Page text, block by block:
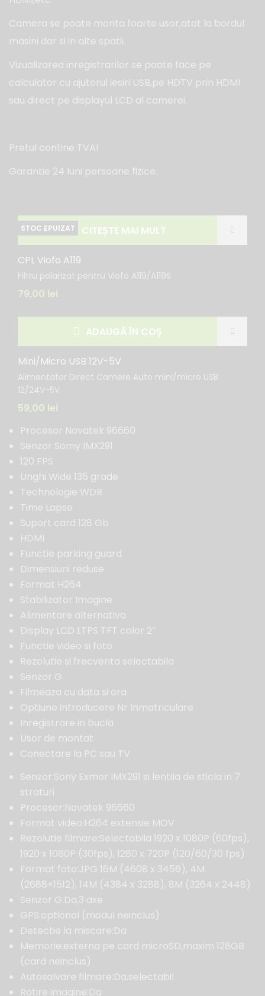
Camera se poate monta foarte usor,atat la bordul
masini dar si in alte spatii.
Vizualizarea inregistrarilor se poate face pe
calculator cu ajutorul iesiri USB,pe HDTV prin HDMI
sau direct pe displayul LCD al camerei.
Pretul contine TVA!
Garantie 24 luni persoane fizice.
CITEȘTE MAI MULT
CPL Viofo A119
Filtru polarizat pentru Viofo A119/A119S
79,00 lei
ADAUGĂ ÎN COȘ
Mini/Micro USB 12V-5V
Alimentator Direct Camere Auto mini/micro USB
12/24V-5V
59,00 lei
Procesor Novatek 96660
Senzor Somy IMX291
120 FPS
Unghi Wide 135 grade
Technologie WDR
Time Lapse
Suport card 128 Gb
HDMI
Functie parking guard
Dimensiuni reduse
Format H264
Stabilizator Imagine
Alimentare alternativa
Display LCD LTPS TFT color 2″
Functie video si foto
Rezolutie si frecventa selectabila
Senzor G
Filmeaza cu data si ora
Optiune introducere Nr Inmatriculare
Inregistrare in bucla
Usor de montat
Conectare la PC sau TV
Senzor:Sony Exmor IMX291 si lentila de sticla in 7
straturi
Procesor:Novatek 96660
Format video:H264 extensie MOV
Rezolutie filmare:Selectabila 1920 x 1080P (60fps),
1920 x 1080P (30fps), 1280 x 720P (120/60/30 fps)
Format foto:JPG 16M (4608 x 3456), 4M
(2688×1512), 14M (4384 x 3288), 8M (3264 x 2448)
Senzor G:Da,3 axe
GPS:optional (modul neinclus)
Detectie la miscare:Da
Memorie:externa pe card microSD,maxim 128GB
(card neinclus)
Autosalvare filmare:Da,selectabil
Rotire imagine:Da